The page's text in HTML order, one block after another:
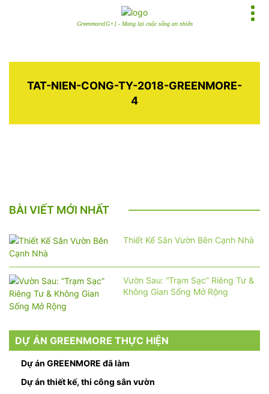
Greenmore[G+] - Mang lại cuộc sống an nhiên
TAT-NIEN-CONG-TY-2018-GREENMORE-
4
BÀI VIẾT MỚI NHẤT
Thiết Kế Sân Vườn Bên Cạnh Nhà
Vườn Sau: “Trạm Sạc” Riêng Tư &
Không Gian Sống Mở Rộng
DỰ ÁN GREENMORE THỰC HIỆN
Dự án GREENMORE đã làm
Dự án thiết kế, thi công sân vườn